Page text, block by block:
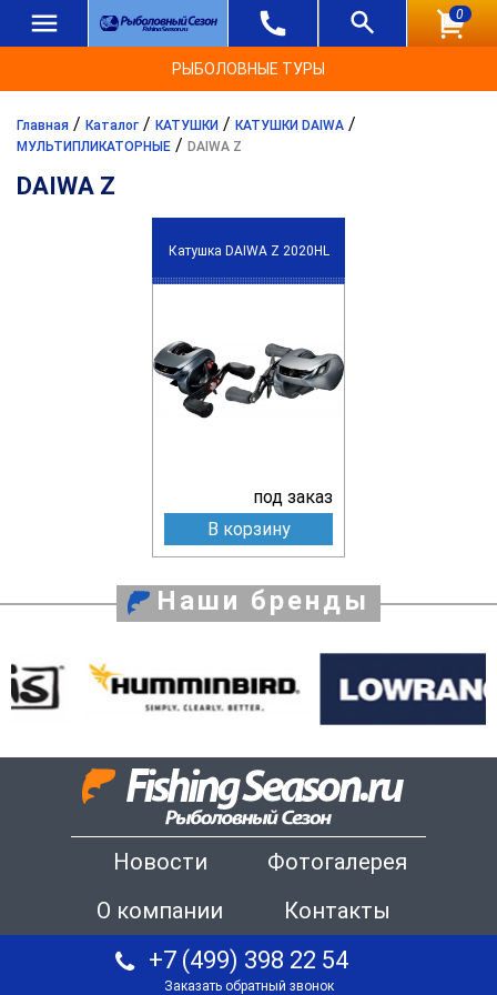
0
РЫБОЛОВНЫЕ ТУРЫ
Главная / Каталог / КАТУШКИ / КАТУШКИ DAIWA /
МУЛЬТИПЛИКАТОРНЫЕ / DAIWA Z
DAIWA Z
Катушка DAIWA Z 2020HL
под заказ
В корзину
Наши бренды
Новости
Фотогалерея
О компании
Контакты
+7 (499) 398 22 54
Заказать обратный звонок